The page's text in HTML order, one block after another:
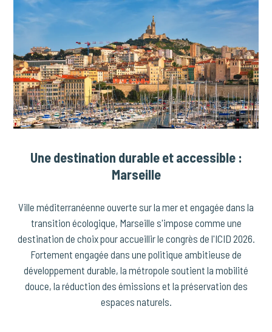
Une destination durable et accessible :
Marseille
Ville méditerranéenne ouverte sur la mer et engagée dans la
transition écologique, Marseille s'impose comme une
destination de choix pour accueillir le congrès de l'ICID 2026.
Fortement engagée dans une politique ambitieuse de
développement durable, la métropole soutient la mobilité
douce, la réduction des émissions et la préservation des
espaces naturels.